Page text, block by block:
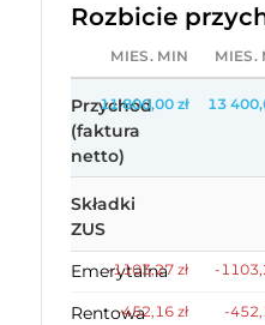
Rozbicie
MIES. MIN MIES.
Przychód
(faktura
netto)
11 800,00 zł 13
Składki
ZUS
Emerytalna
-1103,27 zł -
Rentowa-452,16 zł -